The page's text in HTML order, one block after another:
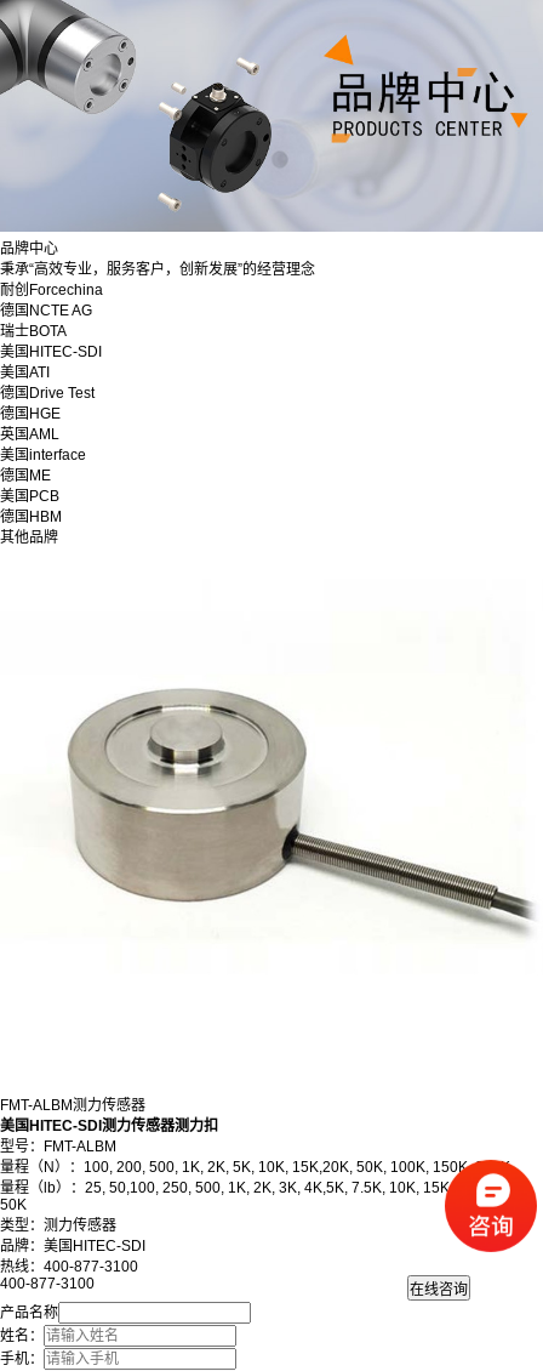
品牌中心
秉承“高效专业，服务客户，创新发展”的经营理念
耐创Forcechina
德国NCTE AG
瑞士BOTA
美国HITEC-SDI
美国ATI
德国Drive Test
德国HGE
英国AML
美国interface
德国ME
美国PCB
德国HBM
其他品牌
FMT-ALBM测力传感器
美国HITEC-SDI测力传感器测力扣
型号：
FMT-ALBM
量程（N）：100, 200, 500, 1K, 2K, 5K, 10K, 15K,20K, 50K, 100K, 150K, 200K
量程（lb）：25, 50,100, 250, 500, 1K, 2K, 3K, 4K,5K, 7.5K, 10K, 15K, 20K, 30K,
50K
类型：测力传感器
品牌：美国HITEC-SDI
热线：400-877-3100
400-877-3100
产品名称
姓名：
手机：